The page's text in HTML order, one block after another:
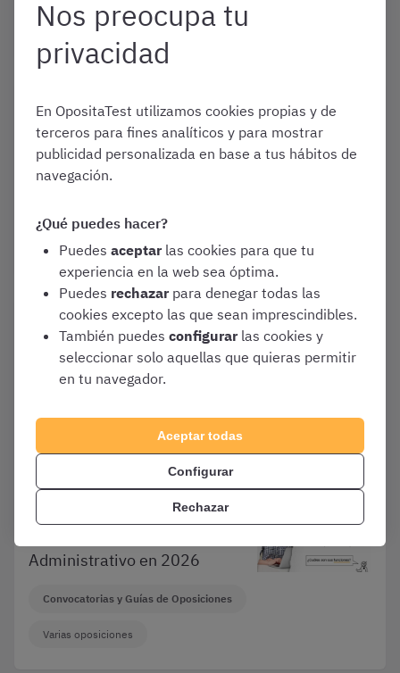
Varias oposiciones
Enero 1, 2026
¿Cuánto cobra un Auxiliar
Administrativo en España?
[Sueldo actualizado a 2026]
Varias oposiciones
Enero 1, 2026
¿Cómo funcionan las listas de
la Xunta de Galicia en 2026?
Administrativo en 2026
Convocatorias y Guías de Oposiciones
Varias oposiciones
Nos preocupa tu
privacidad
En OpositaTest utilizamos cookies propias y de
terceros para fines analíticos y para mostrar
publicidad personalizada en base a tus hábitos de
navegación.
¿Qué puedes hacer?
Puedes aceptar las cookies para que tu
experiencia en la web sea óptima.
Puedes rechazar para denegar todas las
cookies excepto las que sean imprescindibles.
También puedes configurar las cookies y
seleccionar solo aquellas que quieras permitir
en tu navegador.
Aceptar todas
Configurar
Rechazar